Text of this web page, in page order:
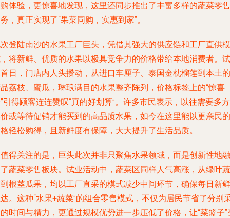
体验，更惊喜地发现，这里还同步推出了丰富多样的蔬菜零售
，真正实现了“果菜同购，实惠到家”。
登陆南沙的水果工厂巨头，凭借其强大的供应链和工厂直供模
将新鲜、优质的水果以极具竞争力的价格带给本地消费者。试
日，门店内人头攒动，从进口车厘子、泰国金枕榴莲到本土的
荔枝、蜜瓜，琳琅满目的水果整齐陈列，价格标签上的“惊喜
引得顾客连连赞叹“真的好划算”。许多市民表示，以往需要多方
或等待促销才能买到的高品质水果，如今在这里能以更亲民的
轻松购得，且新鲜度有保障，大大提升了生活品质。
得关注的是，巨头此次并非只聚焦水果领域，而是创新性地融
蔬菜零售板块。试业活动中，蔬菜区同样人气高涨，从绿叶蔬
根茎瓜果，均以工厂直采的模式减少中间环节，确保每日新鲜
。这种“水果+蔬菜”的组合零售模式，不仅为居民节省了分别
时间与精力，更通过规模优势进一步压低了价格，让“菜篮子”